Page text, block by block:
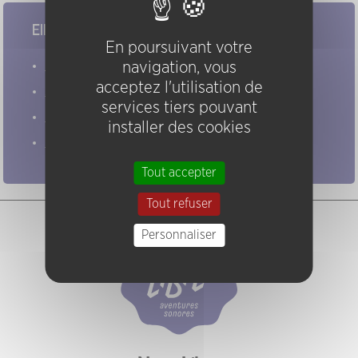
Elles/ils ont joué chez nous
En poursuivant votre
navigation, vous
acceptez l'utilisation de
services tiers pouvant
installer des cookies
Tout accepter
Tout refuser
Personnaliser